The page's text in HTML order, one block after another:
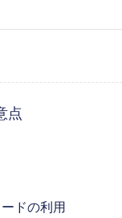
点
ドの利用